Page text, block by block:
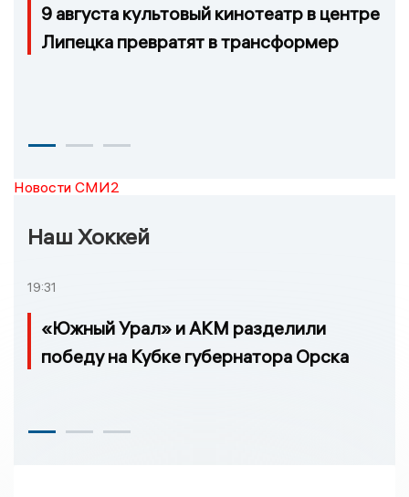
9 августа культовый кинотеатр в центре
Липецка превратят в трансформер
Новости СМИ2
Наш Хоккей
19:31
«Южный Урал» и АКМ разделили
победу на Кубке губернатора Орска